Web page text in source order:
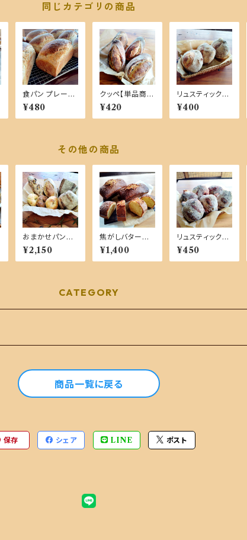
同じカテゴリの商品
食パン プレーン
【単品商品】
¥480
クッペ【単品商
品】
¥420
リュスティック
プレーン【単品商
品】
¥400
その他の商品
おまかせパンセ
ット 小 【自家
製酵母１００％・
国産小麦】
¥2,150
焦がしバターの
カトルカール １
本【単品商品】
¥1,400
リュスティック
チーズ【単品商
品】
¥450
CATEGORY
商品一覧に戻る
保存 シェア LINE ポスト